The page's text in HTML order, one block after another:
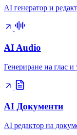
AI генератор и
AI Audio
Генериране на глас и
AI Документи
AI редактор на